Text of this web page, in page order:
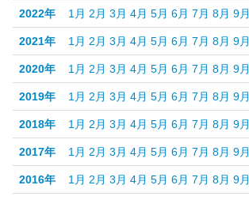
2022年 1月 2月 3月 4月 5月 6月 7月 8月 9月
2021年 1月 2月 3月 4月 5月 6月 7月 8月 9月
2020年 1月 2月 3月 4月 5月 6月 7月 8月 9月
2019年 1月 2月 3月 4月 5月 6月 7月 8月 9月
2018年 1月 2月 3月 4月 5月 6月 7月 8月 9月
2017年 1月 2月 3月 4月 5月 6月 7月 8月 9月
2016年 1月 2月 3月 4月 5月 6月 7月 8月 9月